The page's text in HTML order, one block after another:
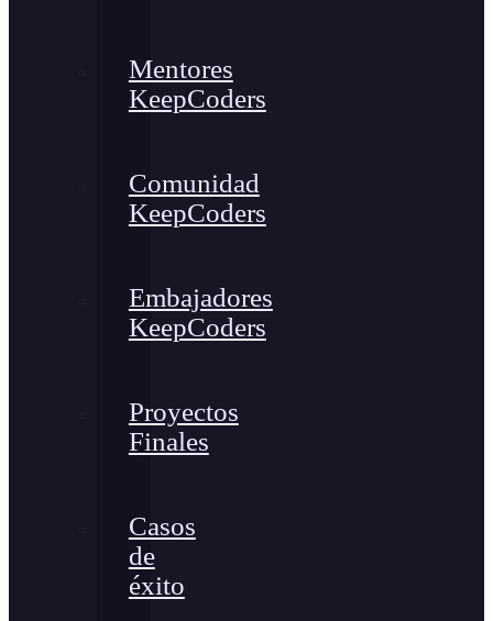
Mentores
KeepCoders
Comunidad
KeepCoders
Embajadores
KeepCoders
Proyectos
Finales
Casos
de
éxito